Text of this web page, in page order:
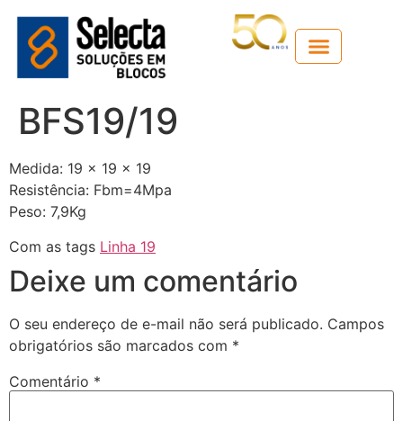
BFS19/19
Medida: 19 x 19 x 19
Resistência: Fbm=4Mpa
Peso: 7,9Kg
Com as tags Linha 19
Deixe um comentário
O seu endereço de e-mail não será publicado. Campos
obrigatórios são marcados com *
Comentário *